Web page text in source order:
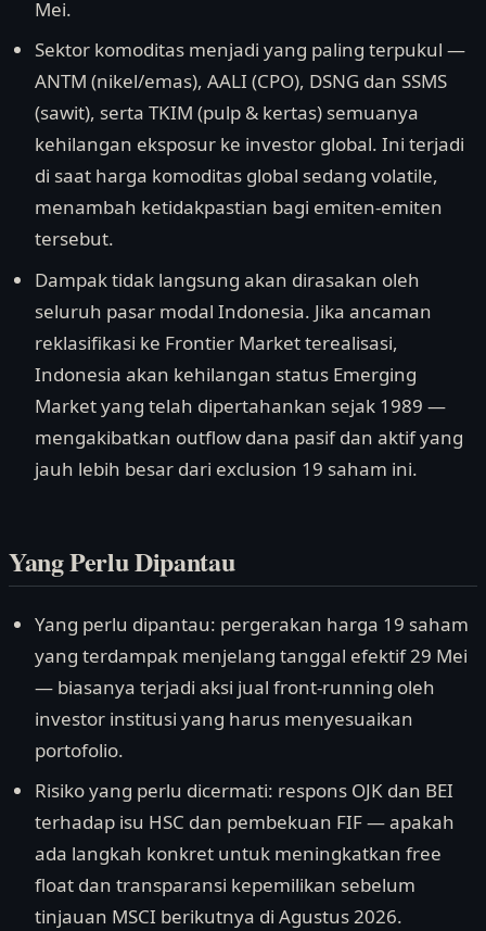
Mei.
Sektor komoditas menjadi yang paling terpukul —
ANTM (nikel/emas), AALI (CPO), DSNG dan SSMS
(sawit), serta TKIM (pulp & kertas) semuanya
kehilangan eksposur ke investor global. Ini terjadi
di saat harga komoditas global sedang volatile,
menambah ketidakpastian bagi emiten-emiten
tersebut.
Dampak tidak langsung akan dirasakan oleh
seluruh pasar modal Indonesia. Jika ancaman
reklasifikasi ke Frontier Market terealisasi,
Indonesia akan kehilangan status Emerging
Market yang telah dipertahankan sejak 1989 —
mengakibatkan outflow dana pasif dan aktif yang
jauh lebih besar dari exclusion 19 saham ini.
Yang Perlu Dipantau
Yang perlu dipantau: pergerakan harga 19 saham
yang terdampak menjelang tanggal efektif 29 Mei
— biasanya terjadi aksi jual front-running oleh
investor institusi yang harus menyesuaikan
portofolio.
Risiko yang perlu dicermati: respons OJK dan BEI
terhadap isu HSC dan pembekuan FIF — apakah
ada langkah konkret untuk meningkatkan free
float dan transparansi kepemilikan sebelum
tinjauan MSCI berikutnya di Agustus 2026.